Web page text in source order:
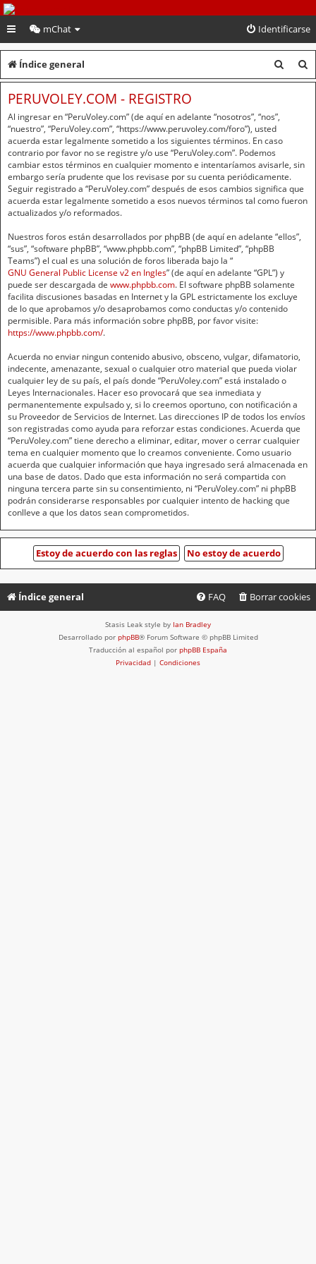
PeruVoley.com
mChat Identificarse
Índice general
u
u
r
PERUVOLEY.COM - REGISTRO
Al ingresar en “PeruVoley.com” (de aquí en adelante “nosotros”, “nos”,
“nuestro”, “PeruVoley.com”, “https://www.peruvoley.com/foro”), usted
acuerda estar legalmente sometido a los siguientes términos. En caso
contrario por favor no se registre y/o use “PeruVoley.com”. Podemos
cambiar estos términos en cualquier momento e intentaríamos avisarle, sin
embargo sería prudente que los revisase por su cuenta periódicamente.
Seguir registrado a “PeruVoley.com” después de esos cambios significa que
acuerda estar legalmente sometido a esos nuevos términos tal como fueron
actualizados y/o reformados.
Nuestros foros están desarrollados por phpBB (de aquí en adelante “ellos”,
“sus”, “software phpBB”, “www.phpbb.com”, “phpBB Limited”, “phpBB
Teams”) el cual es una solución de foros liberada bajo la “
GNU General Public License v2 en Ingles” (de aquí en adelante “GPL”) y
puede ser descargada de www.phpbb.com. El software phpBB solamente
facilita discusiones basadas en Internet y la GPL estrictamente los excluye
de lo que aprobamos y/o desaprobamos como conductas y/o contenido
permisible. Para más información sobre phpBB, por favor visite:
https://www.phpbb.com/.
Acuerda no enviar ningun contenido abusivo, obsceno, vulgar, difamatorio,
indecente, amenazante, sexual o cualquier otro material que pueda violar
cualquier ley de su país, el país donde “PeruVoley.com” está instalado o
Leyes Internacionales. Hacer eso provocará que sea inmediata y
permanentemente expulsado y, si lo creemos oportuno, con notificación a
su Proveedor de Servicios de Internet. Las direcciones IP de todos los envíos
son registradas como ayuda para reforzar estas condiciones. Acuerda que
“PeruVoley.com” tiene derecho a eliminar, editar, mover o cerrar cualquier
tema en cualquier momento que lo creamos conveniente. Como usuario
acuerda que cualquier información que haya ingresado será almacenada en
una base de datos. Dado que esta información no será compartida con
ninguna tercera parte sin su consentimiento, ni “PeruVoley.com” ni phpBB
podrán considerarse responsables por cualquier intento de hacking que
conlleve a que los datos sean comprometidos.
Índice general Borrar cookies
FAQ
Stasis Leak style by Ian Bradley
Desarrollado por phpBB® Forum Software © phpBB Limited
Traducción al español por phpBB España
Privacidad | Condiciones